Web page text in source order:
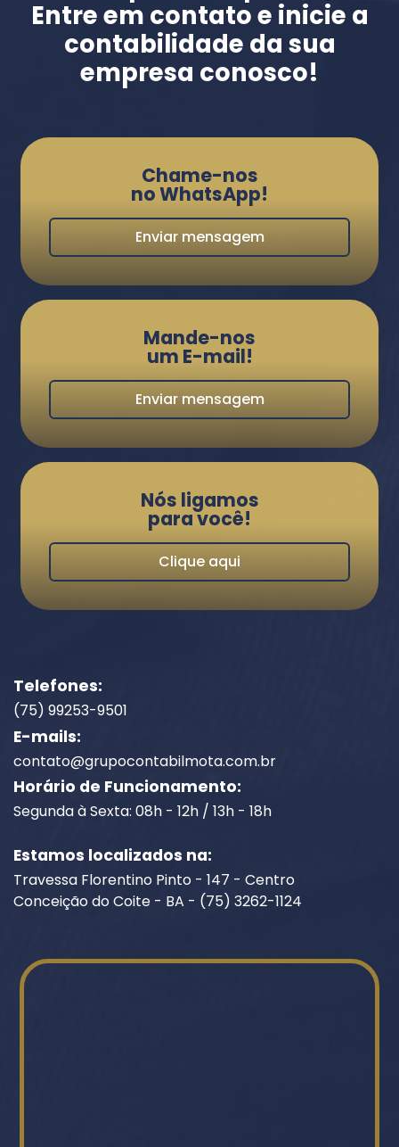
Entre em contato e inicie a
contabilidade da sua
empresa conosco!
Chame-nos
no WhatsApp!
Enviar mensagem
Mande-nos
um E-mail!
Enviar mensagem
Nós ligamos
para você!
Clique aqui
Telefones:
(75) 99253-9501
E-mails:
contato@grupocontabilmota.com.br
Horário de Funcionamento:
Segunda à Sexta: 08h - 12h / 13h - 18h
Estamos localizados na:
Travessa Florentino Pinto - 147 - Centro
Conceição do Coite - BA - (75) 3262-1124